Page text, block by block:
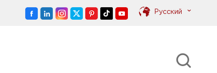
Pусский
English